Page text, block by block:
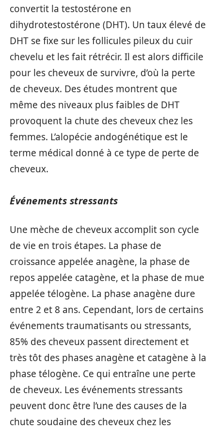
convertit la testostérone en
dihydrotestostérone (DHT). Un taux élevé de
DHT se fixe sur les follicules pileux du cuir
chevelu et les fait rétrécir. Il est alors difficile
pour les cheveux de survivre, d’où la perte
de cheveux. Des études montrent que
même des niveaux plus faibles de DHT
provoquent la chute des cheveux chez les
femmes. L’alopécie andogénétique est le
terme médical donné à ce type de perte de
cheveux.
Événements stressants
Une mèche de cheveux accomplit son cycle
de vie en trois étapes. La phase de
croissance appelée anagène, la phase de
repos appelée catagène, et la phase de mue
appelée télogène. La phase anagène dure
entre 2 et 8 ans. Cependant, lors de certains
événements traumatisants ou stressants,
85% des cheveux passent directement et
très tôt des phases anagène et catagène à la
phase télogène. Ce qui entraîne une perte
de cheveux. Les événements stressants
peuvent donc être l’une des causes de la
chute soudaine des cheveux chez les